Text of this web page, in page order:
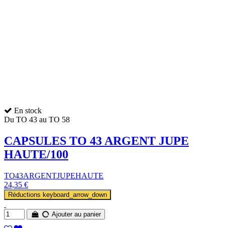
En stock
Du TO 43 au TO 58
CAPSULES TO 43 ARGENT JUPE
HAUTE/100
TO43ARGENTJUPEHAUTE
24,35 €
Réductions keyboard_arrow_down
Ajouter au panier